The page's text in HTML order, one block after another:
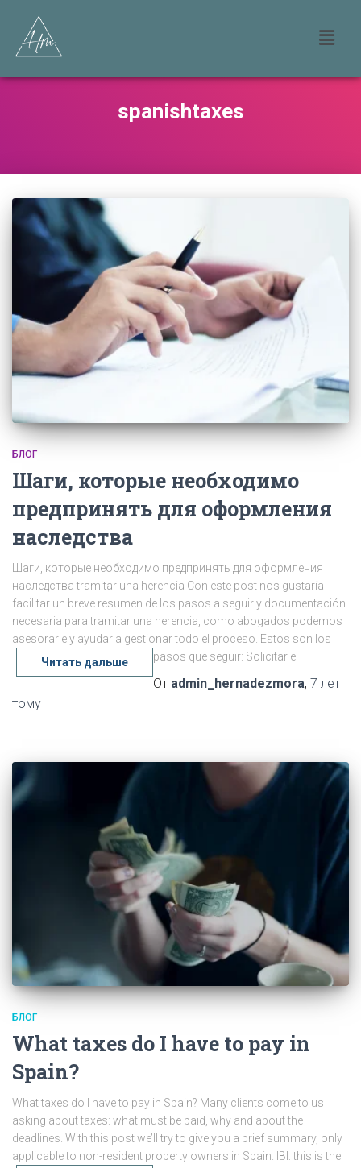
spanishtaxes
БЛОГ
Шаги, которые необходимо
предпринять для оформления
наследства
Шаги, которые необходимо предпринять для оформления
наследства tramitar una herencia Con este post nos gustaría
facilitar un breve resumen de los pasos a seguir y documentación
necesaria para tramitar una herencia, como abogados podemos
asesorarle y ayudar a gestionar todo el proceso. Estos son los
pasos que seguir: Solicitar el
Читать дальше
От admin_hernadezmora, 7 лет
тому
БЛОГ
What taxes do I have to pay in
Spain?
What taxes do I have to pay in Spain? Many clients come to us
asking about taxes: what must be paid, why and about the
deadlines. With this post we’ll try to give you a brief summary, only
applicable to non-resident property owners in Spain. IBI: this is the